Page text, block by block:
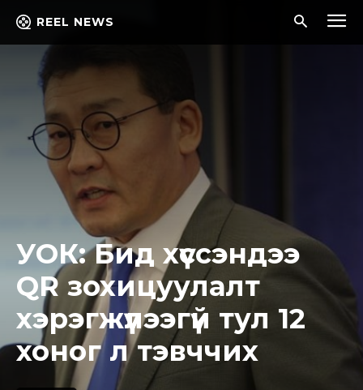
REEL NEWS
УОК: Бид хүссэндээ
QR зохицуулалт
хэрэгжүүлээгүй тул 12
хоног л тэвччих